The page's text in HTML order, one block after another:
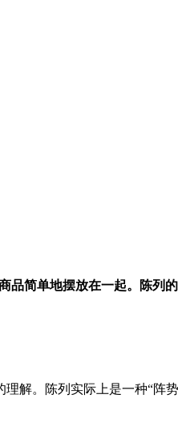
简单地摆放在一起。陈列
解。陈列实际上是一种“阵